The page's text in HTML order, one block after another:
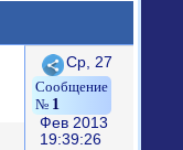
Поделиться
1
Ср, 27
Фев 2013
19:39:26